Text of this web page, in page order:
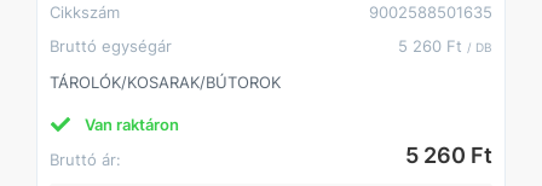
Cikkszám
9002588501635
Bruttó egységár
5 260 Ft / DB
TÁROLÓK/KOSARAK/BÚTOROK
Van raktáron
Bruttó ár:
5 260 Ft